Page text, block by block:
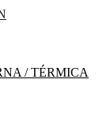
/ TÉRMICA